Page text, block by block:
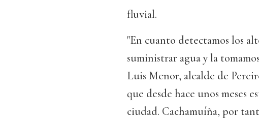
fluvial.
"En cuanto detectamos los
suministrar agua y la
Luis Menor, alcalde de
que desde hace unos meses
ciudad. Cachamuíña, por